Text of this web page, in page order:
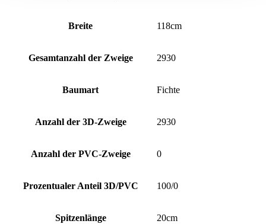
Breite 118cm
Gesamtanzahl der Zweige 2930
Baumart Fichte
Anzahl der 3D-Zweige 2930
Anzahl der PVC-Zweige 0
Prozentualer Anteil 3D/PVC 100/0
Spitzenlänge 20cm